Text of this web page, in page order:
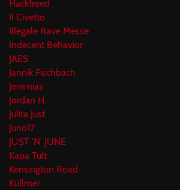
Hackfreed
Il Civetto
Illegale Rave Messe
Indecent Behavior
JAES
Jannik Fischbach
Jeremias
Jordan H.
Julita Just
Juno17
JUST 'N' JUNE
Kapa Tult
Kensington Road
Küllmer